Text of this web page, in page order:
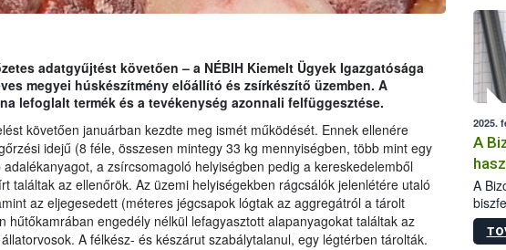
adatgyűjtést követően – a NÉBIH Kiemelt Ügyek Igazgatósága
megyei húskészítmény előállító és zsírkészítő üzemben. A
lefoglalt termék és a tevékenység azonnali felfüggesztése.
követően januárban kezdte meg ismét működését. Ennek ellenére
idejű (8 féle, összesen mintegy 33 kg mennyiségben, több mint egy
a zsírcsomagoló helyiségben pedig a kereskedelemből
találtak az ellenőrök. Az üzemi helyiségekben rágcsálók jelenlétére utaló
az eljegesedett (méteres jégcsapok lógtak az aggregátról a tárolt
hűtőkamrában engedély nélkül lefagyasztott alapanyagokat találtak az
A félkész- és készárut szabálytalanul, egy légtérben tárolták.
kis
2025.
A
A